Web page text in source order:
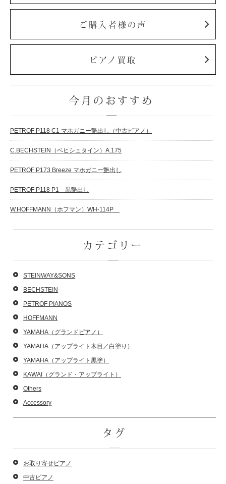
ご購入者様の声
ピアノ買取
今月のおすすめ
PETROF P118 C1 マホガニー艶出し（中古ピアノ）
C.BECHSTEIN（ベヒシュタイン）A.175
PETROF P173 Breeze マホガニー艶出し
PETROF P118 P1 黒艶出し
W.HOFFMANN（ホフマン）WH-114P
カテゴリー
STEINWAY&SONS
BECHSTEIN
PETROF PIANOS
HOFFMANN
YAMAHA（グランドピアノ）
YAMAHA（アップライト木目／白塗り）
YAMAHA（アップライト黒塗）
KAWAI（グランド・アップライト）
Others
Accessory
タグ
お取り寄せピアノ
中古ピアノ